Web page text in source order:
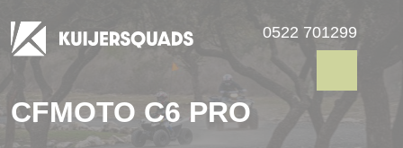
0522 701299
CFMOTO C6 PRO